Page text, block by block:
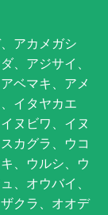
アカメガシ
、アジサイ、
ベマキ、アメ
イタヤカエ
ヌビワ、イヌ
カグラ、ウコ
、ウルシ、ウ
、オウバイ、
クラ、オオデ